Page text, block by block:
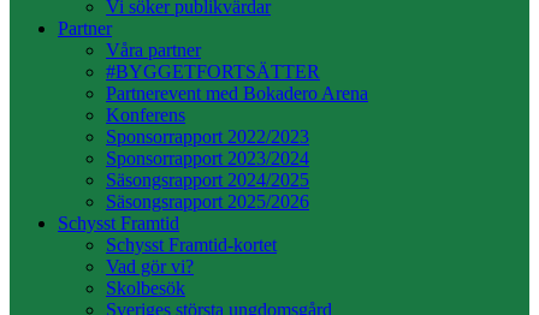
Vi söker publikvärdar
Partner
Våra partner
#BYGGETFORTSÄTTER
Partnerevent med Bokadero Arena
Konferens
Sponsorrapport 2022/2023
Sponsorrapport 2023/2024
Säsongsrapport 2024/2025
Säsongsrapport 2025/2026
Schysst Framtid
Schysst Framtid-kortet
Vad gör vi?
Skolbesök
Sveriges största ungdomsgård